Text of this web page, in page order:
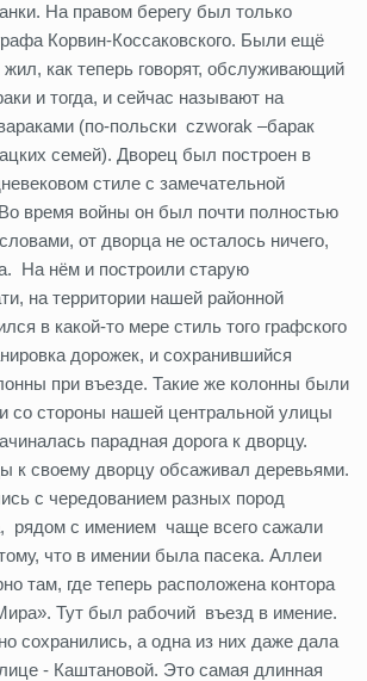
На правом берегу был только
Корвин-Коссаковского. Были ещё
как теперь говорят, обслуживающий
и тогда, и сейчас называют на
(по-польски czworak –барак
семей). Дворец был построен в
стиле с замечательной
время войны он был почти полностью
от дворца не осталось ничего,
На нём и построили старую
на территории нашей районной
в какой-то мере стиль того графского
дорожек, и сохранившийся
при въезде. Такие же колонны были
со стороны нашей центральной улицы
парадная дорога к дворцу.
к своему дворцу обсаживал деревьями.
с чередованием разных пород
рядом с имением чаще всего сажали
что в имении была пасека. Аллеи
там, где теперь расположена контора
Тут был рабочий въезд в имение.
сохранились, а одна из них даже дала
- Каштановой. Это самая длинная